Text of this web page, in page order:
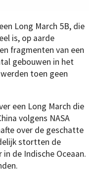
Long March 5B, die
is, op aarde
fragmenten van een
gebouwen in het
toen geen
een Long March die
volgens NASA
over de geschatte
stortten de
de Indische Oceaan.